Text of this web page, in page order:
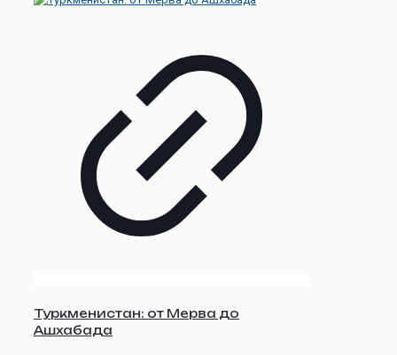
Туркменистан: от Мерва до
Ашхабада